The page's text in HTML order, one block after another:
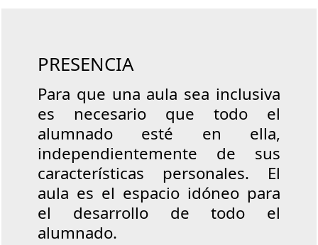
PRESENCIA
Para que una aula sea inclusiva
es necesario que todo el
alumnado esté en ella,
independientemente de sus
características personales. El
aula es el espacio idóneo para
el desarrollo de todo el
alumnado.